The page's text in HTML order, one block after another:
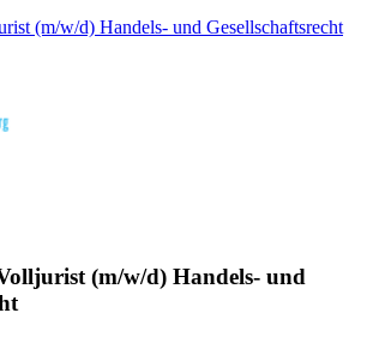
(m/w/d) Handels- und Gesellschaftsrecht
(m/w/d) Handels- und